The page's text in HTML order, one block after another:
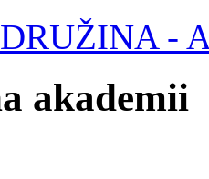
-
akademii